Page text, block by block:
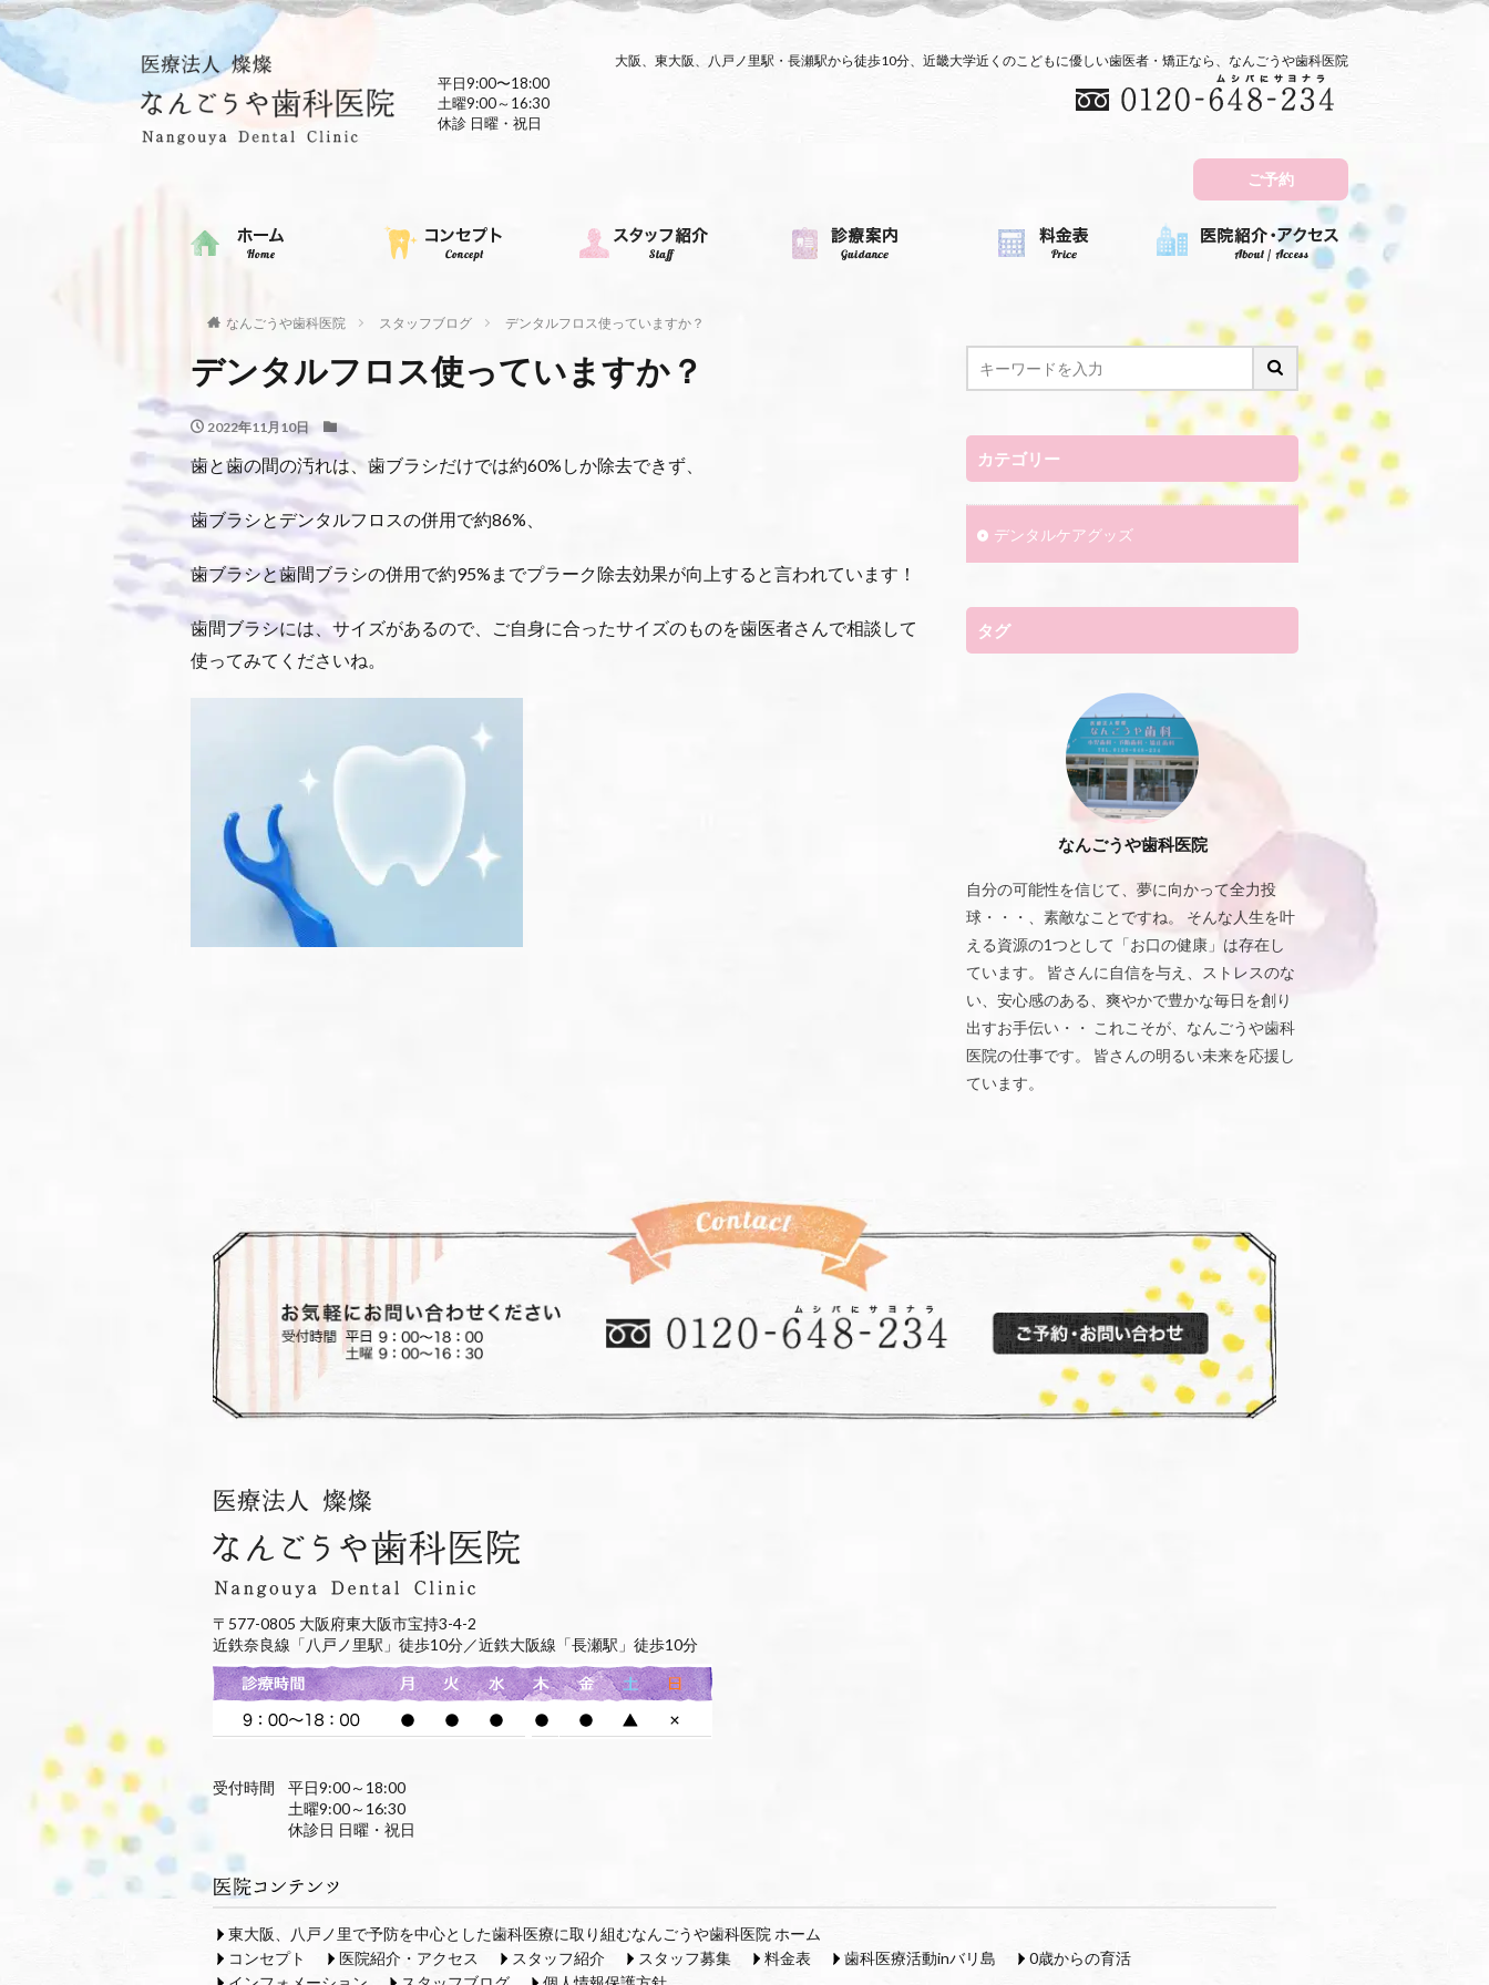
大阪、東大阪、八戸ノ里駅・長瀬駅から徒歩10分、近畿大学近くのこどもに優しい歯医者・矯正なら、なんごうや歯科医院
平日9:00〜18:00
土曜9:00～16:30
休診 日曜・祝日
ご予約
なんごうや歯科医院 スタッフブログ デンタルフロス使っていますか？
デンタルフロス使っていますか？
2022年11月10日
歯と歯の間の汚れは、歯ブラシだけでは約60%しか除去できず、
歯ブラシとデンタルフロスの併用で約86%、
歯ブラシと歯間ブラシの併用で約95%までプラーク除去効果が向上すると言われています！
歯間ブラシには、サイズがあるので、ご自身に合ったサイズのものを歯医者さんで相談して
使ってみてくださいね。
カテゴリー
デンタルケアグッズ
タグ
なんごうや歯科医院
自分の可能性を信じて、夢に向かって全力投
球・・・、素敵なことですね。 そんな人生を叶
える資源の1つとして「お口の健康」は存在し
ています。 皆さんに自信を与え、ストレスのな
い、安心感のある、爽やかで豊かな毎日を創り
出すお手伝い・・ これこそが、なんごうや歯科
医院の仕事です。 皆さんの明るい未来を応援し
ています。
〒577-0805 大阪府東大阪市宝持3-4-2
近鉄奈良線「八戸ノ里駅」徒歩10分／近鉄大阪線「長瀬駅」徒歩10分
受付時間
平日9:00～18:00
土曜9:00～16:30
休診日 日曜・祝日
東大阪、八戸ノ里で予防を中心とした歯科医療に取り組むなんごうや歯科医院 ホーム
コンセプト
医院紹介・アクセス スタッフ紹介 スタッフ募集 料金表 歯科医療活動inバリ島
0歳からの育活